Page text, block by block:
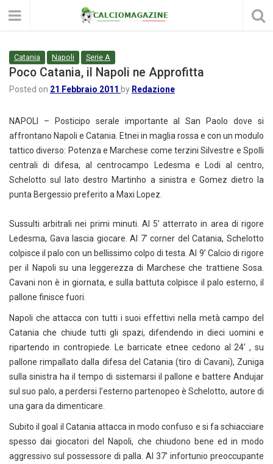
Catania Napoli Serie A
Poco Catania, il Napoli ne Approfitta
Posted on 21 Febbraio 2011 by Redazione
NAPOLI – Posticipo serale importante al San Paolo dove si
affrontano Napoli e Catania. Etnei in maglia rossa e con un modulo
tattico diverso: Potenza e Marchese come terzini Silvestre e Spolli
centrali di difesa, al centrocampo Ledesma e Lodi al centro,
Schelotto sul lato destro Martinho a sinistra e Gomez dietro la
punta Bergessio preferito a Maxi Lopez.
Sussulti arbitrali nei primi minuti. Al 5’ atterrato in area di rigore
Ledesma, Gava lascia giocare. Al 7’ corner del Catania, Schelotto
colpisce il palo con un bellissimo colpo di testa. Al 9’ Calcio di rigore
per il Napoli su una leggerezza di Marchese che trattiene Sosa.
Cavani non è in giornata, e sulla battuta colpisce il palo esterno, il
pallone finisce fuori.
Napoli che attacca con tutti i suoi effettivi nella metà campo del
Catania che chiude tutti gli spazi, difendendo in dieci uomini e
ripartendo in contropiede. Le barricate etnee cedono al 24’ , su
pallone rimpallato dalla difesa del Catania (tiro di Cavani), Zuniga
sulla sinistra ha il tempo di sistemarsi il pallone e battere Andujar
sul suo palo, a perdersi l’esterno partenopeo è Schelotto, autore di
una gara da dimenticare.
Subito il goal il Catania attacca in modo confuso e si fa schiacciare
spesso dai giocatori del Napoli, che chiudono bene ed in modo
aggressivo sul possessore di palla. Al 37’ infortunio preoccupante